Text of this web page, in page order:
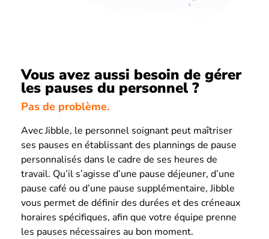
Vous avez aussi besoin de gérer
les pauses du personnel ?
Pas de problème.
Avec Jibble, le personnel soignant peut maîtriser
ses pauses en établissant des plannings de pause
personnalisés dans le cadre de ses heures de
travail. Qu’il s’agisse d’une pause déjeuner, d’une
pause café ou d’une pause supplémentaire, Jibble
vous permet de définir des durées et des créneaux
horaires spécifiques, afin que votre équipe prenne
les pauses nécessaires au bon moment.